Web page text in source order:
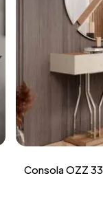
Consola OZZ